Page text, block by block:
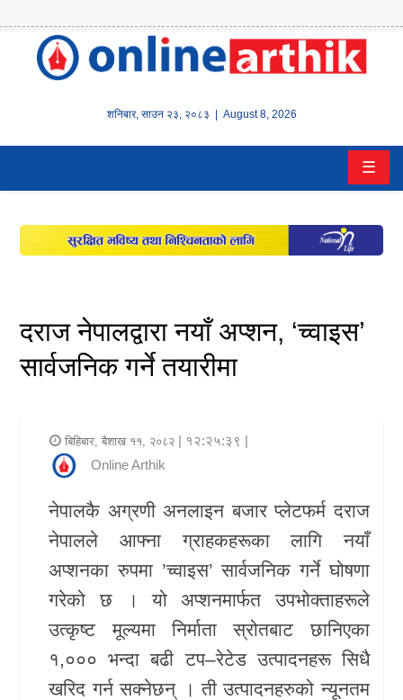
शनिबार, साउन २३, २०८३ | August 8, 2026
होम
वित्त
इन्स्योरेन्स
अटो
राजनीति
भिडियो
सूचना
☰
दराज नेपालद्वारा नयाँ अप्शन, ‘च्वाइस’
सार्वजनिक गर्ने तयारीमा
बिहिबार, बैशाख ११, २०८२ | १२:२५:३९ |
Online Arthik
नेपालकै अग्रणी अनलाइन बजार प्लेटफर्म दराज
नेपालले आफ्ना ग्राहकहरूका लागि नयाँ
अप्शनका रुपमा ’च्वाइस’ सार्वजनिक गर्ने घोषणा
गरेको छ । यो अप्शनमार्फत उपभोक्ताहरूले
उत्कृष्ट मूल्यमा निर्माता स्रोतबाट छानिएका
१,००० भन्दा बढी टप–रेटेड उत्पादनहरू सिधै
खरिद गर्न सक्नेछन् । ती उत्पादनहरुको न्यूनतम